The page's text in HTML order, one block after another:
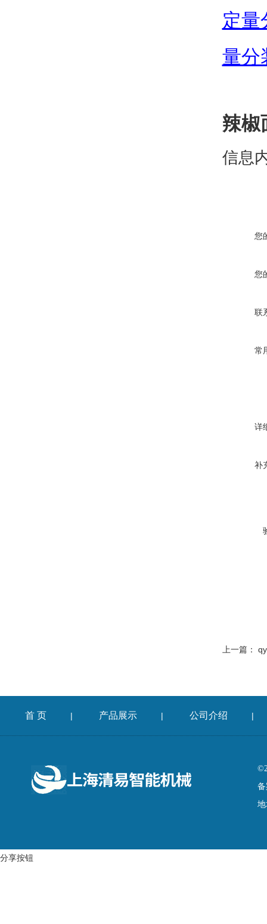
定量
量分
辣椒
信息
您
您
联
常
详
补
上一篇：
首 页 | 产品展示 | 公司介绍 |
备
分享按钮